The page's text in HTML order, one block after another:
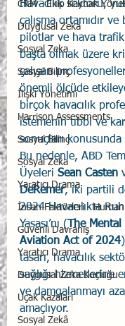
CRM - Ekip Kaynak
Duygusal Zeka
Sosyal Zeka
Sosyal Bilinç
İlişki Yönetimi
Harrison Assessments
Sosyal Bilinç
Sosyal Zeka
Yaratıcı Drama
İnsan Faktörleri -
Güvenli Davranış
Yaratıcı Drama
Duygusal Zeka Koçluğu
Uçak Kazaları
Sosyal Zekâ
Havacılık sektörü,
çalışma ortamıdır
pilotlar ve hava
başta olmak üzere
çalışan
önemli ölçüde
birçok havacılık
istemenin tıbbi ve
sonuçları
Bu nedenle, ABD
Üyeleri Sean Casten
DeRemer, iki partili
2024 Havacılıkta Ruh
Yasası’nı (
The
Aviation Act of 2024
tasarı, havacılık
sağlığı hizmetlerine
ve damgalanmayı
amaçlıyor.